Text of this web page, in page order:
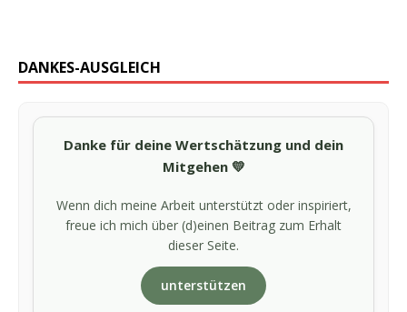
DANKES-AUSGLEICH
Danke für deine Wertschätzung und dein
Mitgehen 💛
Wenn dich meine Arbeit unterstützt oder inspiriert,
freue ich mich über (d)einen Beitrag zum Erhalt
dieser Seite.
unterstützen